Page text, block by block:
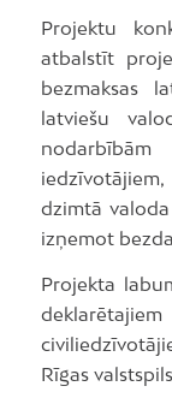
Projektu
atbalstīt
bezmaksas
latviešu
dzimtā
izņemot
Projekta
Rīgas